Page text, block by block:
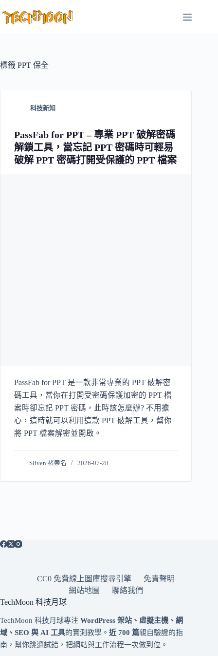
至
容
標籤 PPT 保全
科技新知
PassFab for PPT – 專業 PPT 破解密碼
解鎖工具，當忘記 PPT 密碼時可輕易
破解 PPT 密碼打開受保護的 PPT 檔案
PassFab for PPT 是一款非常專業的 PPT 破解密
碼工具，當你在打開受密碼保護加密的 PPT 檔
案時卻忘記 PPT 密碼，此時該怎麼辦? 不用擔
心，這時就可以利用這款 PPT 破解工具，幫你
將 PPT 檔案解密並開啟。
Sliven 褚崇名 2026-07-28
CC0 免費線上圖庫搜尋引擎
免責聲明
網站地圖
聯絡我們
TechMoon 科技月球
TechMoon 科技月球專注 WordPress 架站、虛擬主機、網
域、SEO 與 AI 工具的實測教學。 近 700 篇親自驗證的指
南，幫你跳過試錯，把網站與工作流程一次做到位。